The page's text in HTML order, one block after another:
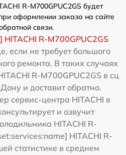
R-M700GPUC2GS будет
оформлении заказа на сайте
связи.
R-M700GPUC2GS
если не требует большого
ремонта. В таких случаях
R-M700GPUC2GS в сц
и доставит обратно.
сервис-центра HITACHI в
и озвучит
HITACHI R-
HITACHI R-
статистике в среднем